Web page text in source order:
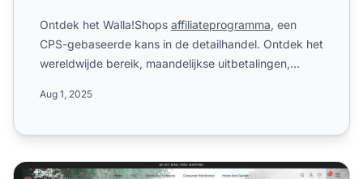
Ontdek het Walla!Shops affiliateprogramma, een
CPS-gebaseerde kans in de detailhandel. Ontdek het
wereldwijde bereik, maandelijkse uitbetalingen,
Aug 1, 2025
WAUTTON Affiliate Programma